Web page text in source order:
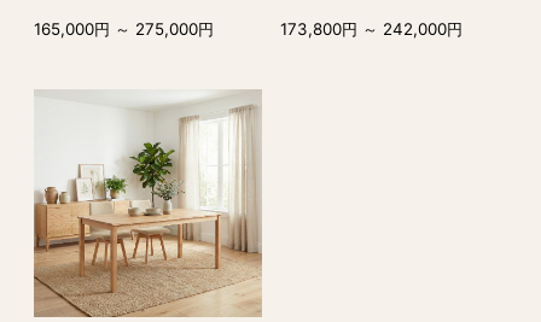
165,000円 ～ 275,000円 173,800円 ～ 242,000円